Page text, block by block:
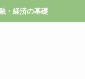
・経済の基礎